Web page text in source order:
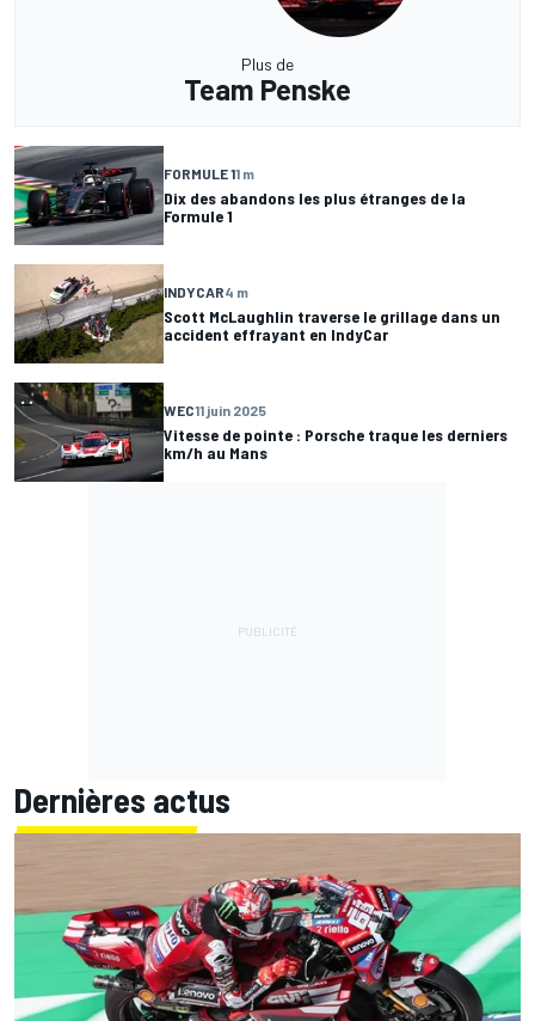
Plus de
Team Penske
FORMULE 11 m
Dix des abandons les plus étranges de la
Formule 1
INDYCAR4 m
Scott McLaughlin traverse le grillage dans un
accident effrayant en IndyCar
WEC11 juin 2025
Vitesse de pointe : Porsche traque les derniers
km/h au Mans
Dernières actus